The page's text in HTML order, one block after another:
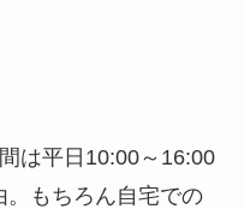
は平日10:00～16:00
。もちろん自宅での